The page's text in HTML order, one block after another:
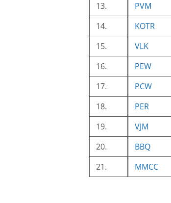
13.
PVM
14.
KOTR
15.
VLK
16.
PEW
17.
PCW
18.
PER
19.
VJM
20.
BBQ
21.
MMCC